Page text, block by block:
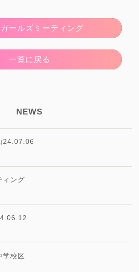
ガールズミーティング
一覧に戻る
NEWS
24.07.06
ィング
学校区